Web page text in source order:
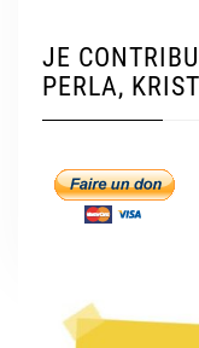
JE
PERLA,